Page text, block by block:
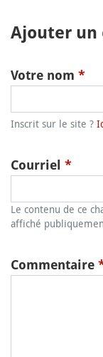
Ajouter un
Votre nom *
Inscrit sur le site ?
Courriel *
Le contenu de ce
affiché
Commentaire